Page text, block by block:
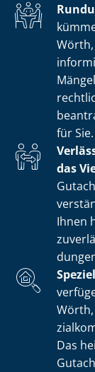
für Sie.
das
Ihnen
Das